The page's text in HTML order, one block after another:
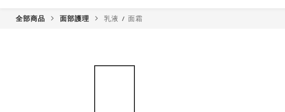
全部商品 面部護理 乳液 / 面霜